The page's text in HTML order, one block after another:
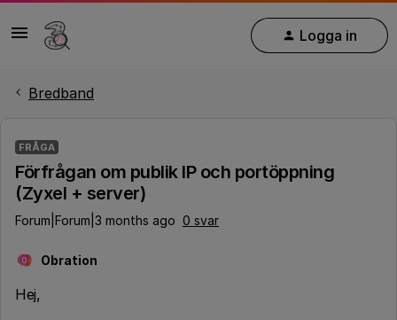
Logga in
Bredband
FRÅGA
Förfrågan om publik IP och portöppning
(Zyxel + server)
Forum|Forum|3 months ago 0 svar
O Obration
Hej,